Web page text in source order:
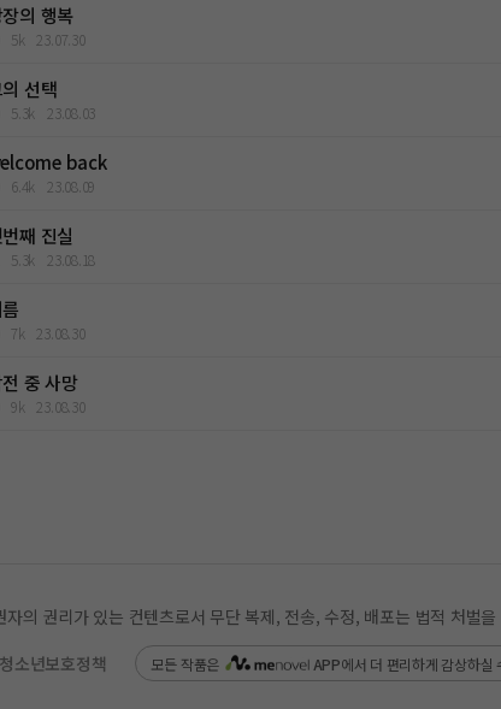
의 행복
5k 23.07.30
선택
5.3k 23.08.03
back
6.4k 23.08.09
째 진실
5.3k 23.08.18
7k 23.08.30
중 사망
9k 23.08.30
의 권리가 있는 컨텐츠로서 무단 복제, 전송, 수정, 배포는 법적 처벌
청소년보호정책 모든 작품은 APP에서 더 편리하게 감상하실